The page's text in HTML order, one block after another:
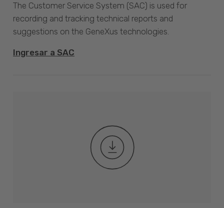
The Customer Service System (SAC) is used for
recording and tracking technical reports and
suggestions on the GeneXus technologies.
Ingresar a SAC